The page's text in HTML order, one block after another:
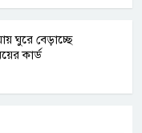
ঘুরে বেড়াচ্ছে
কার্ড